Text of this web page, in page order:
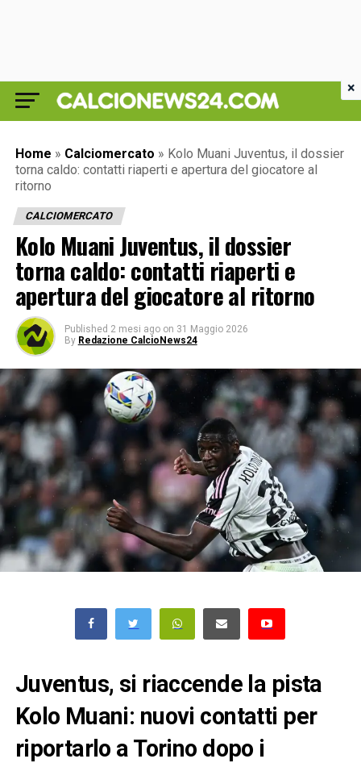
Home » Calciomercato » Kolo Muani Juventus, il dossier
torna caldo: contatti riaperti e apertura del giocatore al
ritorno
CALCIOMERCATO
Kolo Muani Juventus, il dossier
torna caldo: contatti riaperti e
apertura del giocatore al ritorno
Published 2 mesi ago on 31 Maggio 2026
By Redazione CalcioNews24
Juventus, si riaccende la pista
Kolo Muani: nuovi contatti per
riportarlo a Torino dopo i
×